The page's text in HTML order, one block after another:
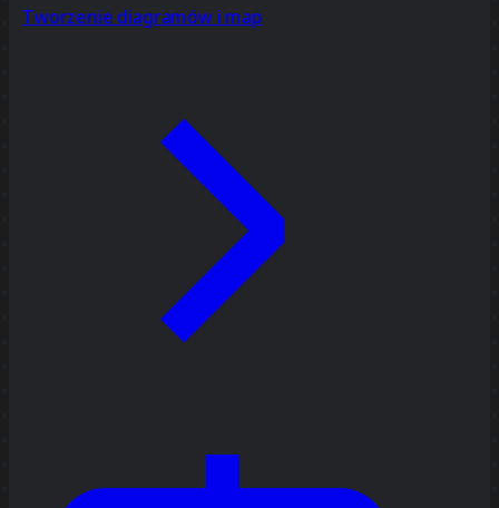
Tworzenie diagramów i map